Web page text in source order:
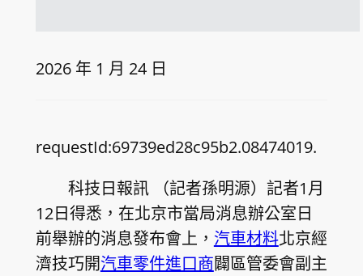
2026 年 1 月 24 日
requestId:69739ed28c95b2.08474019.
科技日報訊 （記者孫明源）記者1月
12日得悉，在北京市當局消息辦公室日
前舉辦的消息發布會上， 汽車材料北京經
濟技巧開汽車零件進口商闢區管委會副主